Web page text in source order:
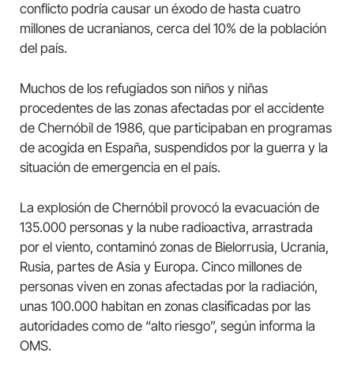
conflicto podría causar un éxodo de hasta cuatro
millones de ucranianos, cerca del 10% de la población
del país.
Muchos de los refugiados son niños y niñas
procedentes de las zonas afectadas por el accidente
de Chernóbil de 1986, que participaban en programas
de acogida en España, suspendidos por la guerra y la
situación de emergencia en el país.
La explosión de Chernóbil provocó la evacuación de
135.000 personas y la nube radioactiva, arrastrada
por el viento, contaminó zonas de Bielorrusia, Ucrania,
Rusia, partes de Asia y Europa. Cinco millones de
personas viven en zonas afectadas por la radiación,
unas 100.000 habitan en zonas clasificadas por las
autoridades como de “alto riesgo”, según informa la
OMS.